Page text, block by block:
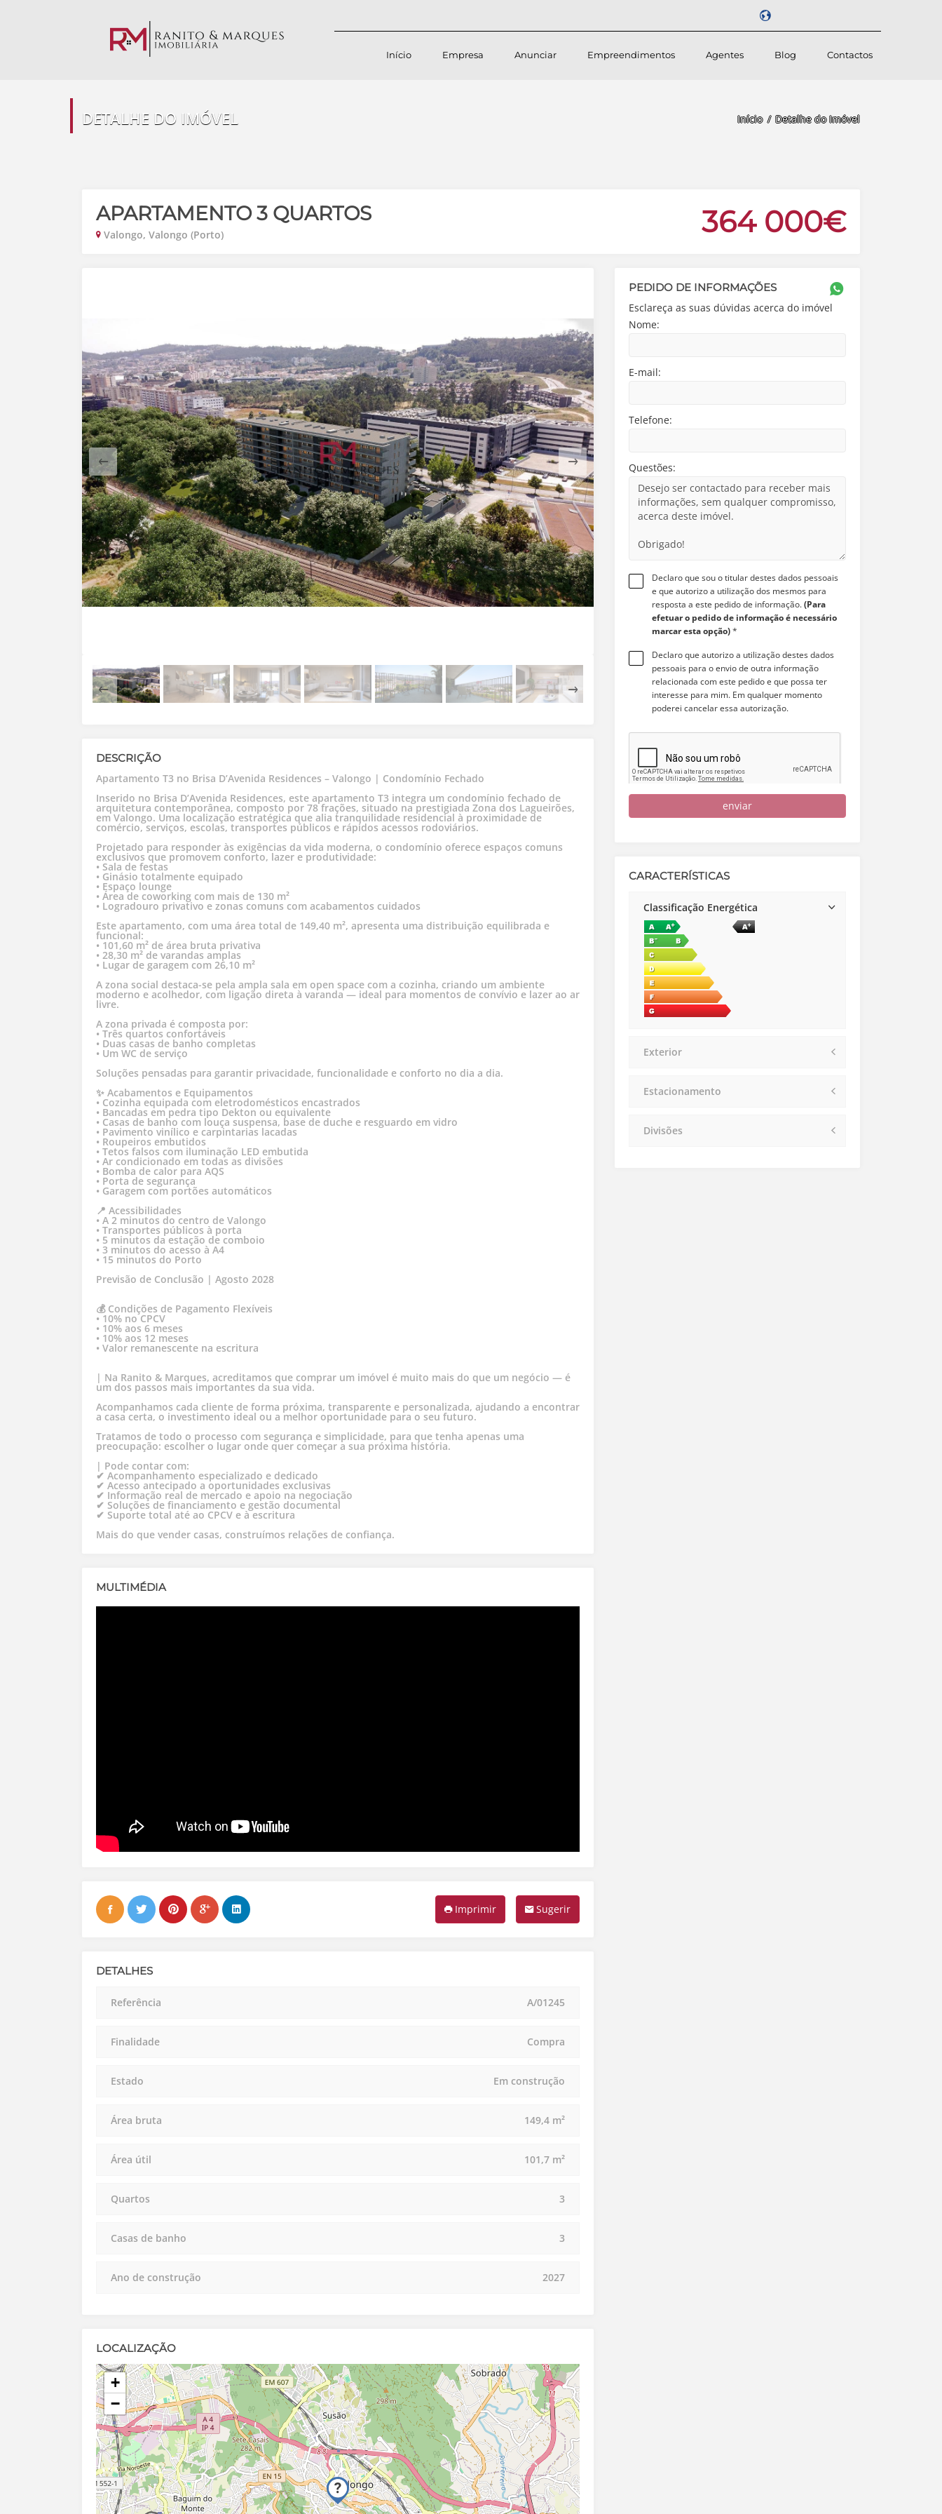
Início Empresa Anunciar Empreendimentos Agentes Blog Contactos
DETALHE DO IMÓVEL Início Detalhe do Imóvel
APARTAMENTO 3 QUARTOS
Valongo, Valongo (Porto) 364 000€
DESCRIÇÃO
Apartamento T3 no Brisa D’Avenida Residences – Valongo | Condomínio Fechado
Inserido no Brisa D’Avenida Residences, este apartamento T3 integra um condomínio fechado de
arquitetura contemporânea, composto por 78 frações, situado na prestigiada Zona dos Lagueirões,
em Valongo. Uma localização estratégica que alia tranquilidade residencial à proximidade de
comércio, serviços, escolas, transportes públicos e rápidos acessos rodoviários.
Projetado para responder às exigências da vida moderna, o condomínio oferece espaços comuns
exclusivos que promovem conforto, lazer e produtividade:
• Sala de festas
• Ginásio totalmente equipado
• Espaço lounge
• Área de coworking com mais de 130 m²
• Logradouro privativo e zonas comuns com acabamentos cuidados
Este apartamento, com uma área total de 149,40 m², apresenta uma distribuição equilibrada e
funcional:
• 101,60 m² de área bruta privativa
• 28,30 m² de varandas amplas
• Lugar de garagem com 26,10 m²
A zona social destaca-se pela ampla sala em open space com a cozinha, criando um ambiente
moderno e acolhedor, com ligação direta à varanda — ideal para momentos de convívio e lazer ao ar
livre.
A zona privada é composta por:
• Três quartos confortáveis
• Duas casas de banho completas
• Um WC de serviço
Soluções pensadas para garantir privacidade, funcionalidade e conforto no dia a dia.
✨ Acabamentos e Equipamentos
• Cozinha equipada com eletrodomésticos encastrados
• Bancadas em pedra tipo Dekton ou equivalente
• Casas de banho com louça suspensa, base de duche e resguardo em vidro
• Pavimento vinílico e carpintarias lacadas
• Roupeiros embutidos
• Tetos falsos com iluminação LED embutida
• Ar condicionado em todas as divisões
• Bomba de calor para AQS
• Porta de segurança
• Garagem com portões automáticos
📍 Acessibilidades
• A 2 minutos do centro de Valongo
• Transportes públicos à porta
• 5 minutos da estação de comboio
• 3 minutos do acesso à A4
• 15 minutos do Porto
Previsão de Conclusão | Agosto 2028
💰 Condições de Pagamento Flexíveis
• 10% no CPCV
• 10% aos 6 meses
• 10% aos 12 meses
• Valor remanescente na escritura
| Na Ranito & Marques, acreditamos que comprar um imóvel é muito mais do que um negócio — é
um dos passos mais importantes da sua vida.
Acompanhamos cada cliente de forma próxima, transparente e personalizada, ajudando a encontrar
a casa certa, o investimento ideal ou a melhor oportunidade para o seu futuro.
Tratamos de todo o processo com segurança e simplicidade, para que tenha apenas uma
preocupação: escolher o lugar onde quer começar a sua próxima história.
| Pode contar com:
✔ Acompanhamento especializado e dedicado
✔ Acesso antecipado a oportunidades exclusivas
✔ Informação real de mercado e apoio na negociação
✔ Soluções de financiamento e gestão documental
✔ Suporte total até ao CPCV e à escritura
Mais do que vender casas, construímos relações de confiança.
MULTIMÉDIA
Sugerir
Imprimir
DETALHES
Referência A/01245
Finalidade Compra
Estado Em construção
Área bruta 149,4 m²
Área útil 101,7 m²
Quartos 3
Casas de banho 3
Ano de construção 2027
LOCALIZAÇÃO
+
−
PEDIDO DE INFORMAÇÕES
Esclareça as suas dúvidas acerca do imóvel
Nome:
E-mail:
Telefone:
Questões:
Declaro que sou o titular destes dados pessoais
e que autorizo a utilização dos mesmos para
resposta a este pedido de informação.(Para
efetuar o pedido de informação é necessário
marcar esta opção)*
Declaro que autorizo a utilização destes dados
pessoais para o envio de outra informação
relacionada com este pedido e que possa ter
interesse para mim. Em qualquer momento
poderei cancelar essa autorização.
enviar
CARACTERÍSTICAS
Classificação Energética
Exterior
Estacionamento
Divisões